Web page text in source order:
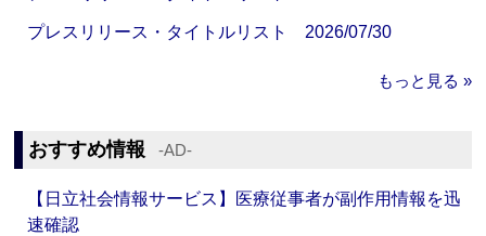
プレスリリース・タイトルリスト 2026/07/30
もっと見る »
おすすめ情報 ‐AD‐
【日立社会情報サービス】医療従事者が副作用情報を迅
速確認